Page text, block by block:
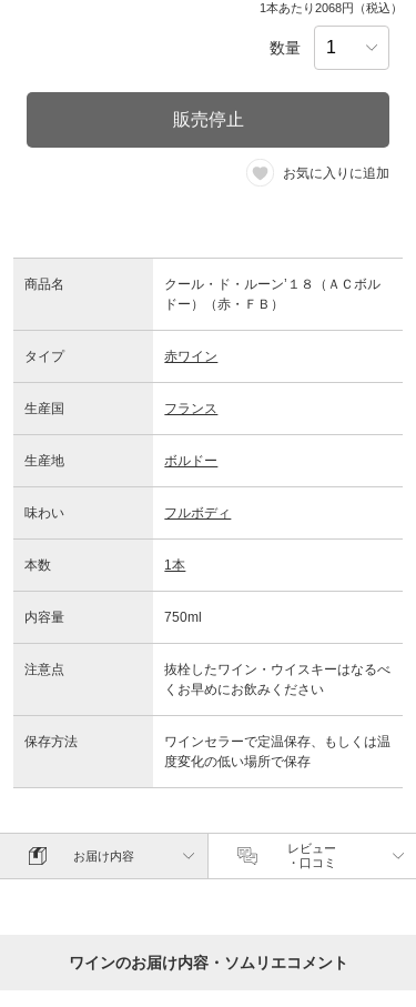
1本あたり2068円（税込）
数量
販売停止
お気に入りに追加
商品名
クール・ド・ルーン’１８（ＡＣボル
ドー）（赤・ＦＢ）
タイプ 赤ワイン
生産国 フランス
生産地 ボルドー
味わい フルボディ
本数 1本
内容量 750ml
注意点
抜栓したワイン・ウイスキーはなるべ
くお早めにお飲みください
保存方法
ワインセラーで定温保存、もしくは温
度変化の低い場所で保存
お届け内容
レビュー
・口コミ
ワインのお届け内容・ソムリエコメント